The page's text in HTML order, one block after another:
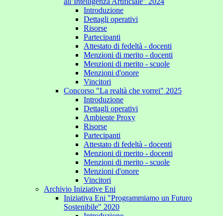
Introduzione
Dettagli operativi
Risorse
Partecipanti
Attestato di fedeltà - docenti
Menzioni di merito - docenti
Menzioni di merito - scuole
Menzioni d'onore
Vincitori
Concorso "La realtà che vorrei" 2025
Introduzione
Dettagli operativi
Ambiente Proxy
Risorse
Partecipanti
Attestato di fedeltà - docenti
Menzioni di merito - docenti
Menzioni di merito - scuole
Menzioni d'onore
Vincitori
Archivio Iniziative Eni
Iniziativa Eni "Programmiamo un Futuro
Sostenibile" 2020